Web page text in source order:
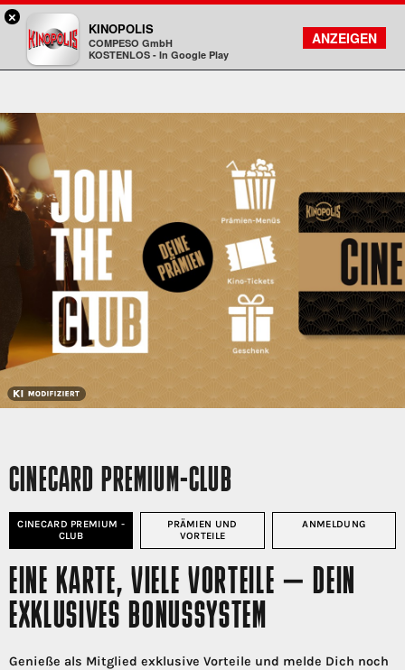
Kinopolis
FILMSUCHE
KONTO
CINECARD PREMIUM-CLUB
CINECARD PREMIUM -
CLUB
PRÄMIEN UND
VORTEILE
ANMELDUNG
EINE KARTE, VIELE VORTEILE – DEIN
EXKLUSIVES BONUSSYSTEM
Genieße als Mitglied exklusive Vorteile und melde Dich noch
×
KINOPOLIS
COMPESO GmbH
KOSTENLOS - In Google Play
ANZEIGEN